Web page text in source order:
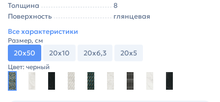
Толщина
8
Поверхность
глянцевая
Все характеристики
Размер, см
20х50 20х10 20х6,3 20х5
Цвет: черный